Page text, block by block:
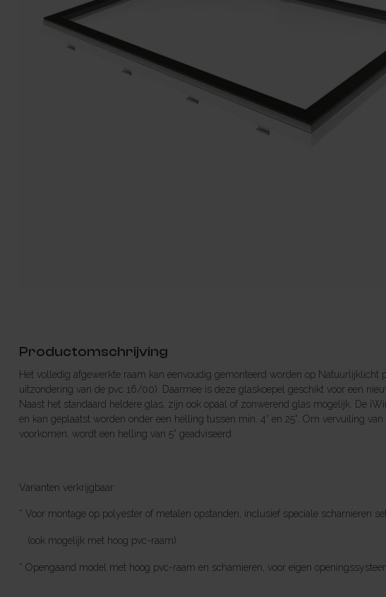
Productomschrijving
Het volledig afgewerkte raam kan eenvoudig gemonteerd worden op Natuurlijklicht
uitzondering van de pvc 16/00). Daarmee is deze glaskoepel geschikt voor een
Naast het standaard heldere glas, zijn ook opaal of zonwerend glas mogelijk. De
en kan geplaatst worden onder een helling tussen min. 4° en 25°. Om vervuiling
voorkomen, wordt een helling van 5° geadviseerd.
Varianten verkrijgbaar:
* Voor montage op polyester of metalen opstanden, inclusief speciale scharnieren
(ook mogelijk met hoog pvc-raam)
* Opengaand model met hoog pvc-raam en scharnieren, voor eigen